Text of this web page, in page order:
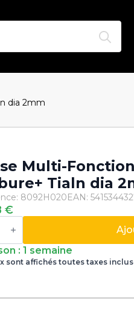
dia 2mm
Multi-
Tialn dia
8092H020EAN:
€
: 1 semaine
sont affichés toutes taxes